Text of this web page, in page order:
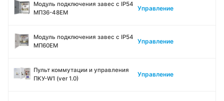
Модуль подключения завес c IP54
МП36-48ЕМ
Управление
Модуль подключения завес c IP54
МП60ЕМ
Управление
Пульт коммутации и управления
ПКУ-W1 (ver 1.0)
Управление